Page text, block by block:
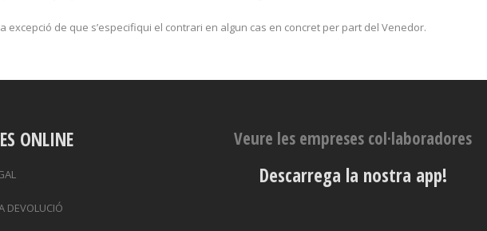
de que s’especifiqui el contrari en algun cas en concret per part del Venedor.
ONLINE
DEVOLUCIÓ
Veure les empreses col·laboradores
Descarrega la nostra app!